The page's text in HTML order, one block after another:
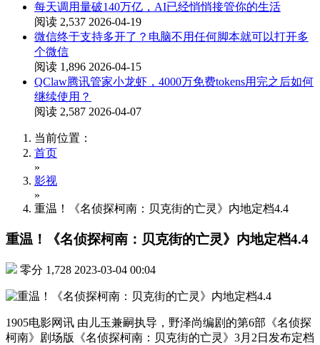
每天调用量破140万亿，AI已经悄悄接管你的生活
阅读 2,537 2026-04-19
微信终于支持多开了？电脑不用任何脚本就可以打开多
个微信
阅读 1,896 2026-04-15
QClaw腾讯管家小龙虾，4000万免费tokens用完之后如何
继续使用？
阅读 2,587 2026-04-07
当前位置：
首页
»
影视
»
重温！《名侦探柯南：贝克街的亡灵》内地定档4.4
重温！《名侦探柯南：贝克街的亡灵》内地定档4.4
零分 1,728 2023-03-04 00:04
1905电影网讯 由儿玉兼嗣执导，野泽尚编剧的第6部《名侦探
柯南》剧场版《名侦探柯南：贝克街的亡灵》3月2日发布定档